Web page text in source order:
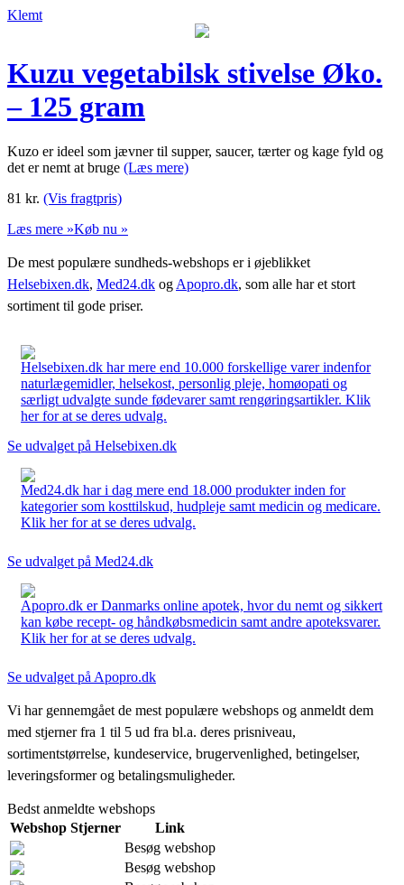
Klemt
Kuzu vegetabilsk stivelse Øko.
– 125 gram
Kuzo er ideel som jævner til supper, saucer, tærter og kage fyld og
det er nemt at bruge (Læs mere)
81 kr. (Vis fragtpris)
Læs mere »Køb nu »
De mest populære sundheds-webshops er i øjeblikket
Helsebixen.dk, Med24.dk og Apopro.dk, som alle har et stort
sortiment til gode priser.
Helsebixen.dk har mere end 10.000 forskellige varer indenfor
naturlægemidler, helsekost, personlig pleje, homøopati og
særligt udvalgte sunde fødevarer samt rengøringsartikler. Klik
her for at se deres udvalg.
Se udvalget på Helsebixen.dk
Med24.dk har i dag mere end 18.000 produkter inden for
kategorier som kosttilskud, hudpleje samt medicin og medicare.
Klik her for at se deres udvalg.
Se udvalget på Med24.dk
Apopro.dk er Danmarks online apotek, hvor du nemt og sikkert
kan købe recept- og håndkøbsmedicin samt andre apoteksvarer.
Klik her for at se deres udvalg.
Se udvalget på Apopro.dk
Vi har gennemgået de mest populære webshops og anmeldt dem
med stjerner fra 1 til 5 ud fra bl.a. deres prisniveau,
sortimentstørrelse, kundeservice, brugervenlighed, betingelser,
leveringsformer og betalingsmuligheder.
Bedst anmeldte webshops
Webshop Stjerner
Link
Besøg webshop
Besøg webshop